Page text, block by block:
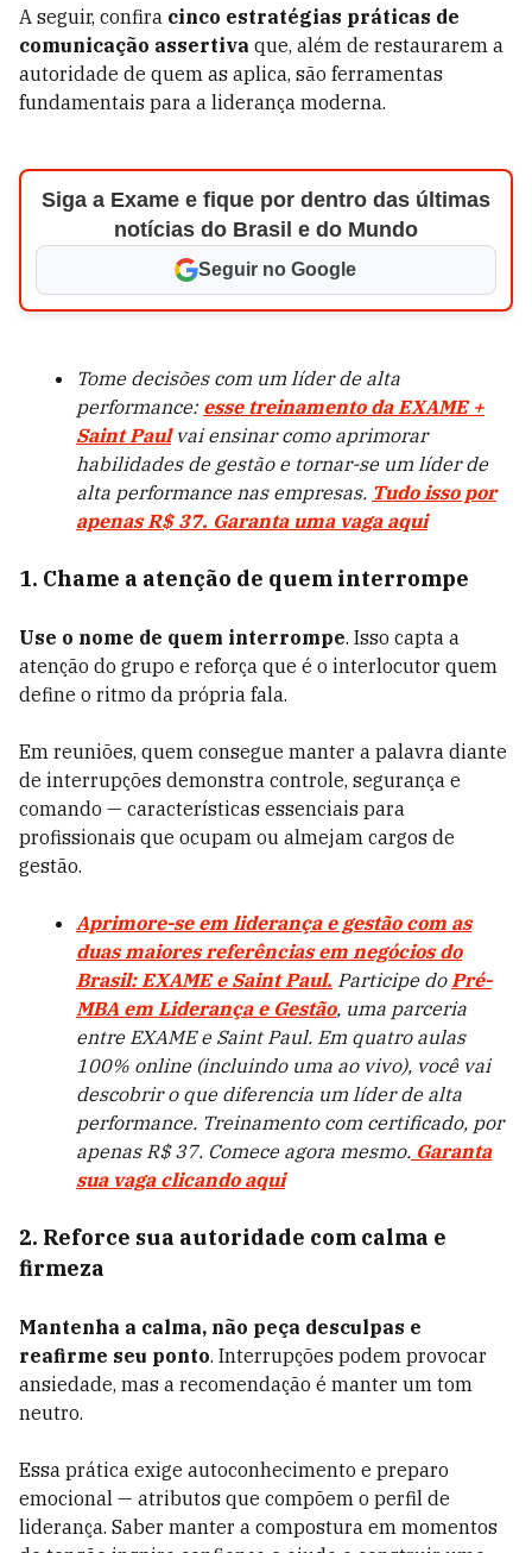
A seguir, confira cinco estratégias práticas de
comunicação assertiva que, além de restaurarem a
autoridade de quem as aplica, são ferramentas
fundamentais para a liderança moderna.
Siga a Exame e fique por dentro das últimas
notícias do Brasil e do Mundo
Seguir no Google
Tome decisões com um líder de alta
performance: esse treinamento da EXAME +
Saint Paulvai ensinar como aprimorar
habilidades de gestão e tornar-se um líder de
alta performance nas empresas. Tudo isso por
apenas R$ 37. Garanta uma vaga aqui
1. Chame a atenção de quem interrompe
Use o nome de quem interrompe. Isso capta a
atenção do grupo e reforça que é o interlocutor quem
define o ritmo da própria fala.
Em reuniões, quem consegue manter a palavra diante
de interrupções demonstra controle, segurança e
comando — características essenciais para
profissionais que ocupam ou almejam cargos de
gestão.
Aprimore-se em liderança e gestão com as
duas maiores referências em negócios do
Brasil: EXAME e Saint Paul. Participe doPré-
MBA em Liderança e Gestão, uma parceria
entre EXAME e Saint Paul. Em quatro aulas
100% online (incluindo uma ao vivo), você vai
descobrir o que diferencia um líder de alta
performance. Treinamento com certificado, por
apenas R$ 37. Comece agora mesmo. Garanta
sua vaga clicando aqui
2. Reforce sua autoridade com calma e
firmeza
Mantenha a calma, não peça desculpas e
reafirme seu ponto. Interrupções podem provocar
ansiedade, mas a recomendação é manter um tom
neutro.
Essa prática exige autoconhecimento e preparo
emocional — atributos que compõem o perfil de
liderança. Saber manter a compostura em momentos